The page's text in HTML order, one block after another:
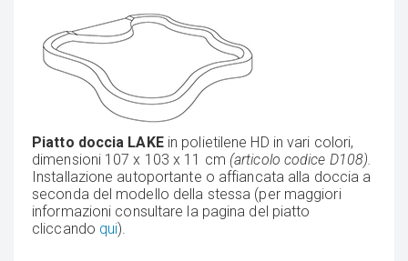
Piatto doccia LAKE in polietilene HD in vari colori,
dimensioni 107 x 103 x 11 cm (articolo codice D108).
Installazione autoportante o affiancata alla doccia a
seconda del modello della stessa (per maggiori
informazioni consultare la pagina del piatto
cliccando qui).